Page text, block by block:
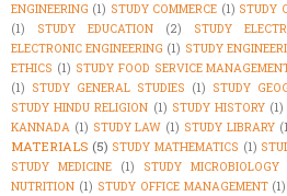
ENGINEERING (1) STUDY COMMERCE (1) STUDY
(1)
STUDY EDUCATION (2) STUDY
ELECTRONIC ENGINEERING (1) STUDY
ETHICS (1) STUDY FOOD SERVICE
(1) STUDY GENERAL STUDIES (1) STUDY
STUDY HINDU RELIGION (1) STUDY HISTORY (1)
KANNADA (1) STUDY LAW (1) STUDY LIBRARY
MATERIALS (5) STUDY MATHEMATICS (1)
STUDY MEDICINE
(1) STUDY MICROBIOLOGY
NUTRITION (1) STUDY OFFICE MANAGEMENT (1)